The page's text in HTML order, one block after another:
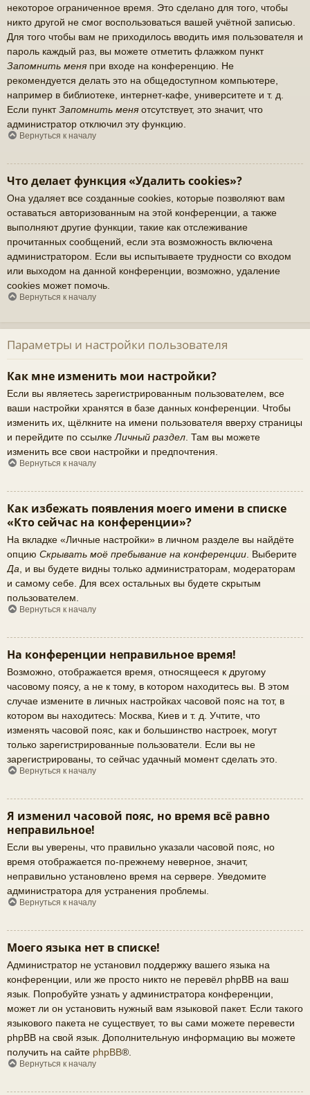
некоторое ограниченное время. Это сделано для того, чтобы
никто другой не смог воспользоваться вашей учётной записью.
Для того чтобы вам не приходилось вводить имя пользователя и
пароль каждый раз, вы можете отметить флажком пункт
Запомнить меня при входе на конференцию. Не
рекомендуется делать это на общедоступном компьютере,
например в библиотеке, интернет-кафе, университете и т. д.
Если пунктЗапомнить меня отсутствует, это значит, что
администратор отключил эту функцию.
Вернуться к началу
Что делает функция «Удалить cookies»?
Она удаляет все созданные cookies, которые позволяют вам
оставаться авторизованным на этой конференции, а также
выполняют другие функции, такие как отслеживание
прочитанных сообщений, если эта возможность включена
администратором. Если вы испытываете трудности со входом
или выходом на данной конференции, возможно, удаление
cookies может помочь.
Вернуться к началу
Параметры и настройки пользователя
Как мне изменить мои настройки?
Если вы являетесь зарегистрированным пользователем, все
ваши настройки хранятся в базе данных конференции. Чтобы
изменить их, щёлкните на имени пользователя вверху страницы
и перейдите по ссылкеЛичный раздел. Там вы можете
изменить все свои настройки и предпочтения.
Вернуться к началу
Как избежать появления моего имени в списке
«Кто сейчас на конференции»?
На вкладке «Личные настройки» в личном разделе вы найдёте
опцию Скрывать моё пребывание на конференции. Выберите
Да, и вы будете видны только администраторам, модераторам
и самому себе. Для всех остальных вы будете скрытым
пользователем.
Вернуться к началу
На конференции неправильное время!
Возможно, отображается время, относящееся к другому
часовому поясу, а не к тому, в котором находитесь вы. В этом
случае измените в личных настройках часовой пояс на тот, в
котором вы находитесь: Москва, Киев и т. д. Учтите, что
изменять часовой пояс, как и большинство настроек, могут
только зарегистрированные пользователи. Если вы не
зарегистрированы, то сейчас удачный момент сделать это.
Вернуться к началу
Я изменил часовой пояс, но время всё равно
неправильное!
Если вы уверены, что правильно указали часовой пояс, но
время отображается по-прежнему неверное, значит,
неправильно установлено время на сервере. Уведомите
администратора для устранения проблемы.
Вернуться к началу
Моего языка нет в списке!
Администратор не установил поддержку вашего языка на
конференции, или же просто никто не перевёл phpBB на ваш
язык. Попробуйте узнать у администратора конференции,
может ли он установить нужный вам языковой пакет. Если такого
языкового пакета не существует, то вы сами можете перевести
phpBB на свой язык. Дополнительную информацию вы можете
получить на сайте phpBB®.
Вернуться к началу